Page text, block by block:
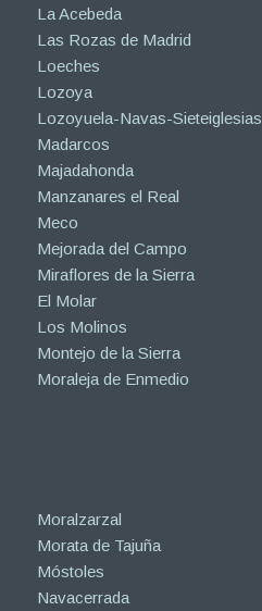
La Acebeda
Las Rozas de Madrid
Loeches
Lozoya
Lozoyuela-Navas-Sieteiglesias
Madarcos
Majadahonda
Manzanares el Real
Meco
Mejorada del Campo
Miraflores de la Sierra
El Molar
Los Molinos
Montejo de la Sierra
Moraleja de Enmedio
Moralzarzal
Morata de Tajuña
Móstoles
Navacerrada